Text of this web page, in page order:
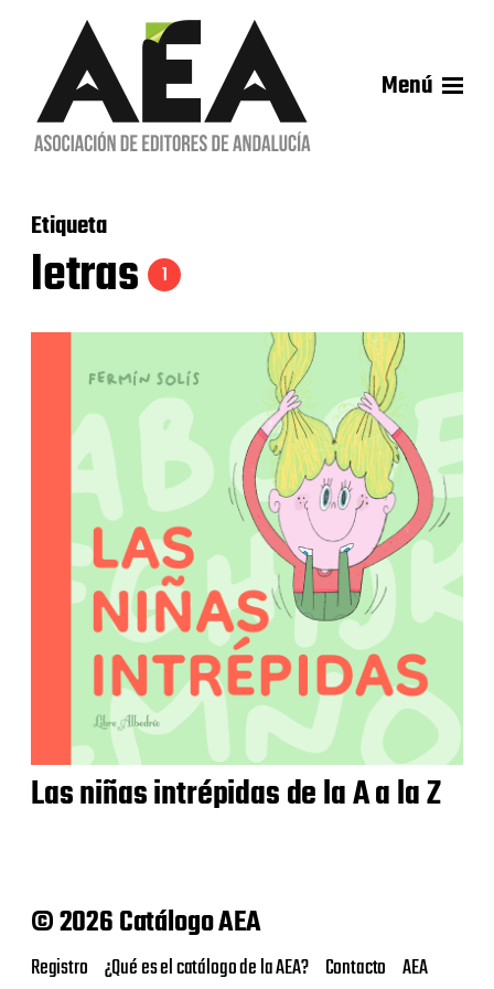
Menú
Etiqueta
letras 1
Las niñas intrépidas de la A a la Z
© 2026 Catálogo AEA
Registro ¿Qué es el catálogo de la AEA? Contacto AEA